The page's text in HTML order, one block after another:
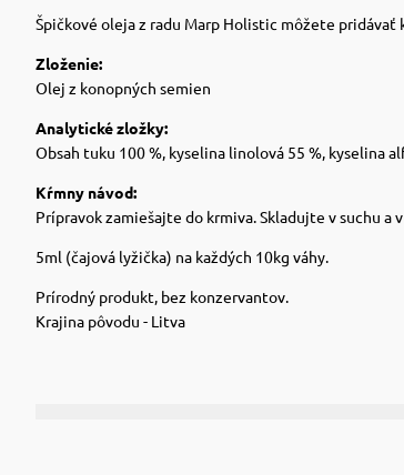
Špičkové oleja z radu Marp Holistic môžete pridávať
Zloženie:
Olej z konopných semien
Analytické zložky:
Obsah tuku 100 %, kyselina linolová 55 %, kyselina
Kŕmny návod:
Prípravok zamiešajte do krmiva. Skladujte v suchu a
5ml (čajová lyžička) na každých 10kg váhy.
Prírodný produkt, bez konzervantov.
Krajina pôvodu - Litva